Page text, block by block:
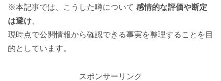
※本記事では、こうした噂について 感情的な評価や断定
は避け
現時点で公開情報から確認できる事実を整理することを目
的としています。
スポンサーリンク